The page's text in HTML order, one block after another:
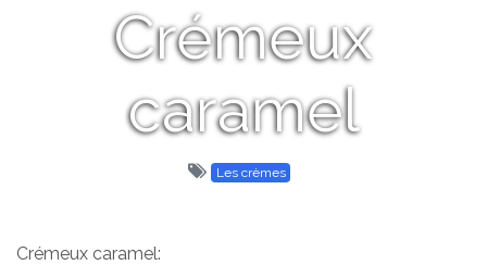
Crémeux
caramel
Les crèmes
Crémeux caramel: